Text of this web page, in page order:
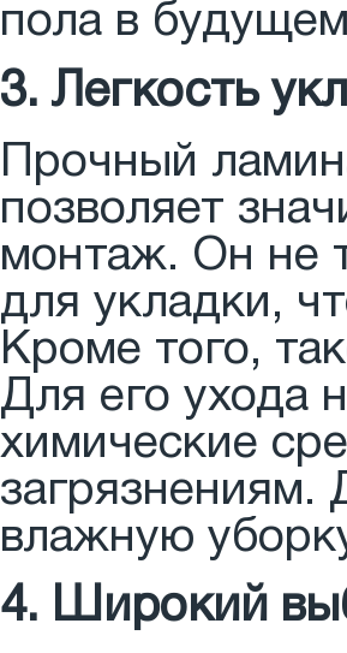
пола в
3. Легкость
Прочный
позволяет
монтаж. Он не
для укладки,
Кроме того,
Для его ухода
химические
загрязнениям.
влажную
4. Широкий